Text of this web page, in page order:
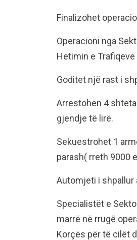
Finalizohet
Operacioni nga
Hetimin e
Goditet një rast i
Arrestohen 4
gjendje të lirë.
Sekuestrohet 1
parash( rreth 9000
Automjeti i shpallur
Specialistët e
marrë në rrugë
Korçës për të cilët